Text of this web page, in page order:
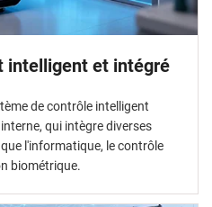
intelligent et intégré
de contrôle intelligent
qui intègre diverses
l'informatique, le contrôle
biométrique.